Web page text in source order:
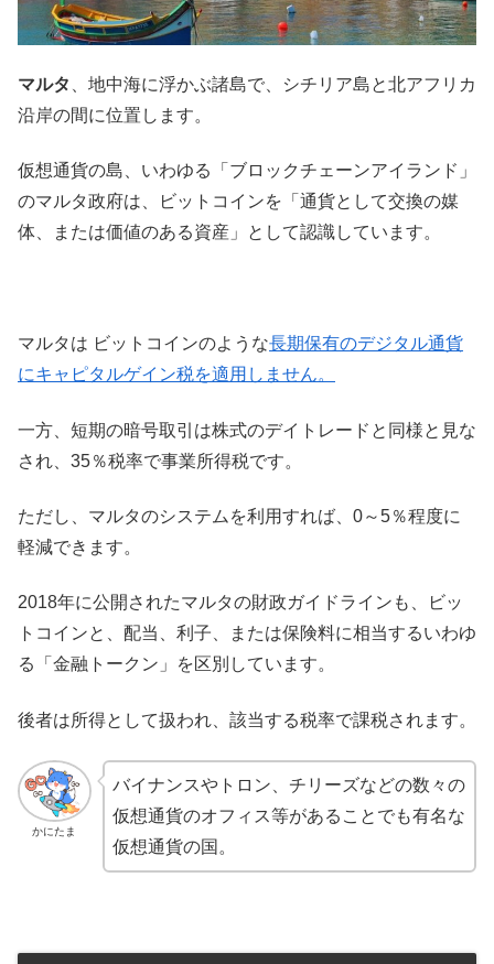
マルタ
、地中海に浮かぶ諸島で、シチリア島と北アフリカ
沿岸の間に位置します。
仮想通貨の島、いわゆる「ブロックチェーンアイランド」
のマルタ政府は、ビットコインを「通貨として交換の媒
体、または価値のある資産」として認識しています。
マルタは ビットコインのような長期保有のデジタル通貨
にキャピタルゲイン税を適用しません。
一方、短期の暗号取引は株式のデイトレードと同様と見な
され、35％税率で事業所得税です。
ただし、マルタのシステムを利用すれば、0～5％程度に
軽減できます。
2018年に公開されたマルタの財政ガイドラインも、ビッ
トコインと、配当、利子、または保険料に相当するいわゆ
る「金融トークン」を区別しています。
後者は所得として扱われ、該当する税率で課税されます。
かにたま
バイナンスやトロン、チリーズなどの数々の
仮想通貨のオフィス等があることでも有名な
仮想通貨の国。